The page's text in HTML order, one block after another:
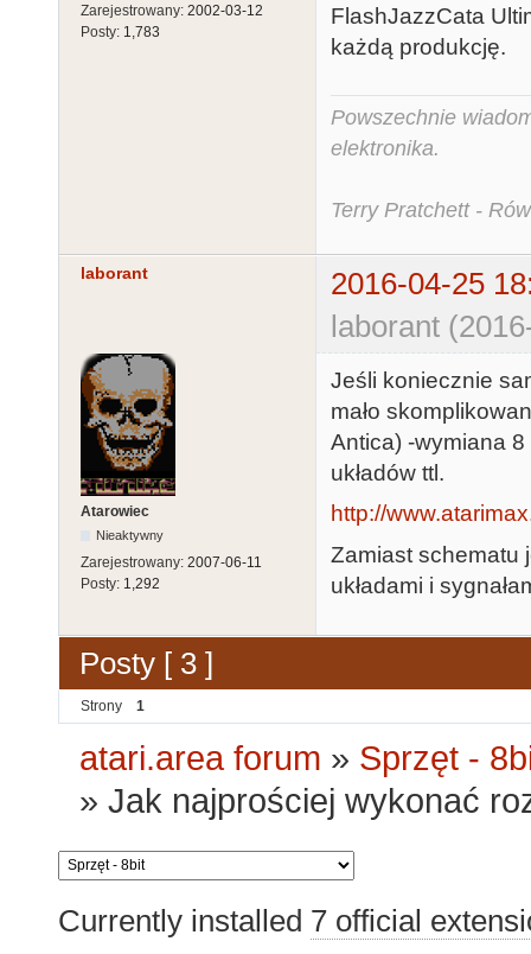
Zarejestrowany: 2002-03-12
Posty: 1,783
FlashJazzCata
każdą produkcję.
Powszechnie
elektronika.
Terry Pratchett -
laborant
2016-04-25
laborant
Atarowiec
Nieaktywny
Zarejestrowany: 2007-06-11
Posty: 1,292
Jeśli koniecznie
mało
Antica) -wymiana
układów ttl.
http://
Zamiast schematu
układami i
Posty [ 3 ]
Strony 1
atari.area forum » Sprzęt -
»Jak najprościej wykonać
Currently installed 7 official